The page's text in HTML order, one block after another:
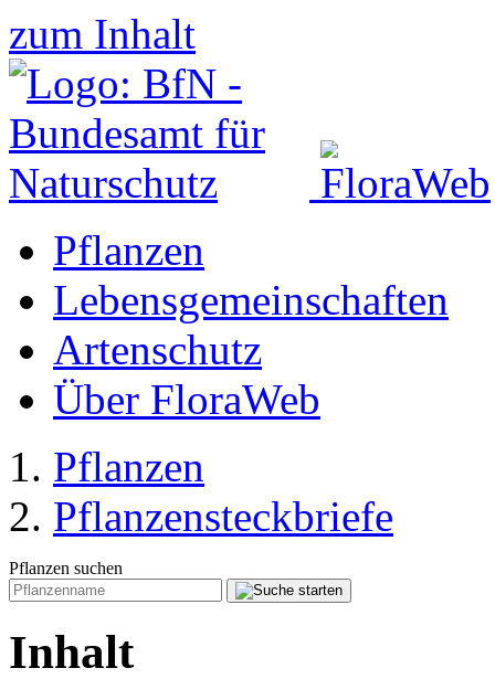
zum Inhalt
Pflanzen
Lebensgemeinschaften
Artenschutz
Über FloraWeb
Pflanzen
Pflanzensteckbriefe
Pflanzen suchen
Inhalt